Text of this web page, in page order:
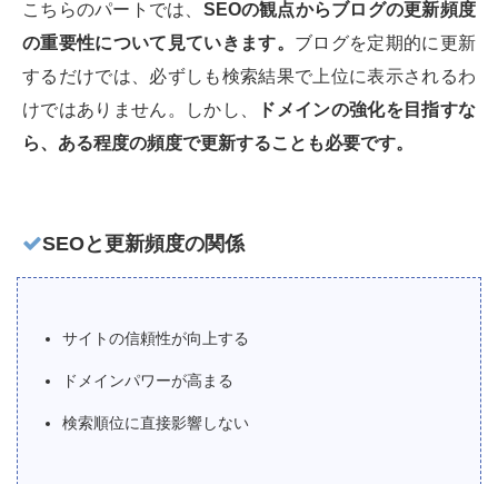
こちらのパートでは、 SEOの観点からブログの更新頻度
の重要性について見ていきます。 ブログを定期的に更新
するだけでは、必ずしも検索結果で上位に表示されるわ
けではありません。しかし、
ドメインの強化を目指すな
ら、ある程度の頻度で更新することも必要です。
SEOと更新頻度の関係
サイトの信頼性が向上する
ドメインパワーが高まる
検索順位に直接影響しない